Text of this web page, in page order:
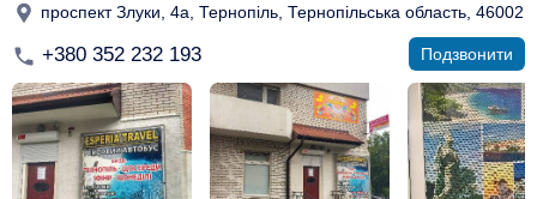
проспект Злуки, 4а, Тернопіль, Тернопільська область, 46002
+380 352 232 193 Подзвонити